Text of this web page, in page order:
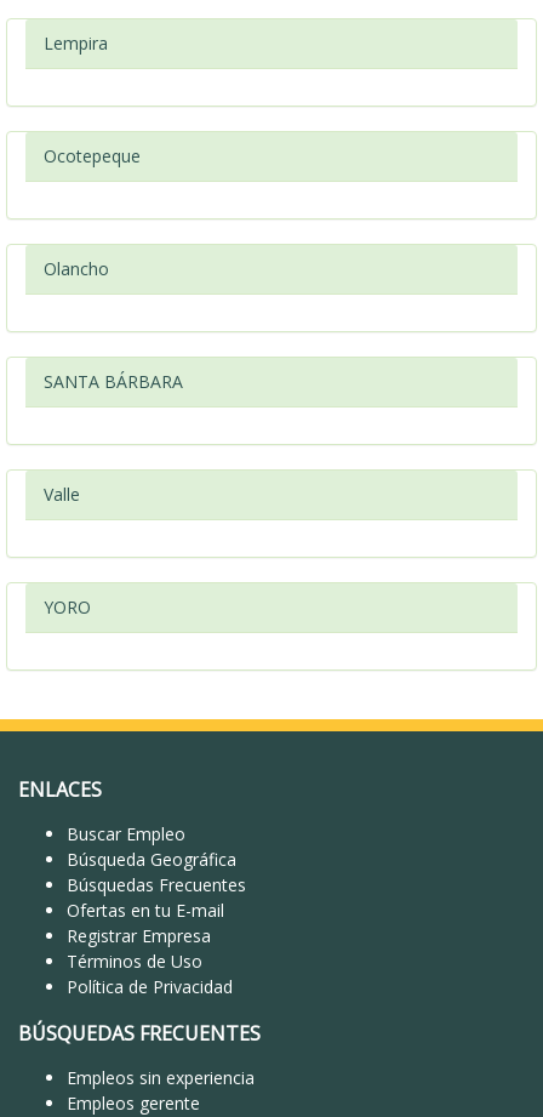
Lempira
Ocotepeque
Olancho
SANTA BÁRBARA
Valle
YORO
ENLACES
Buscar Empleo
Búsqueda Geográfica
Búsquedas Frecuentes
Ofertas en tu E-mail
Registrar Empresa
Términos de Uso
Política de Privacidad
BÚSQUEDAS FRECUENTES
Empleos sin experiencia
Empleos gerente